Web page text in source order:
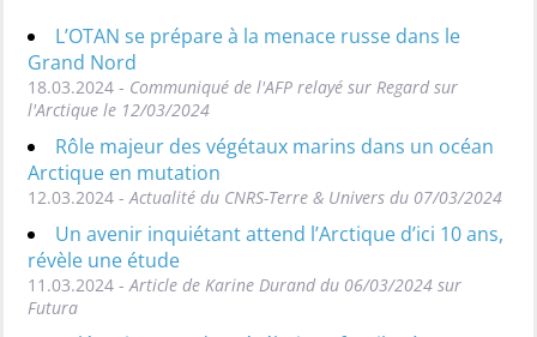
L’OTAN se prépare à la menace russe dans le
Grand Nord
18.03.2024 - Communiqué de l'AFP relayé sur Regard sur
l'Arctique le 12/03/2024
Rôle majeur des végétaux marins dans un océan
Arctique en mutation
12.03.2024 - Actualité du CNRS-Terre & Univers du 07/03/2024
Un avenir inquiétant attend l’Arctique d’ici 10 ans,
révèle une étude
11.03.2024 - Article de Karine Durand du 06/03/2024 sur
Futura